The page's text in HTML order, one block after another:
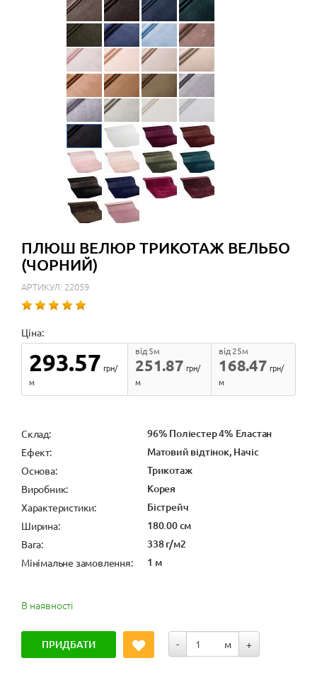
ПЛЮШ ВЕЛЮР ТРИКОТАЖ ВЕЛЬБО
(ЧОРНИЙ)
АРТИКУЛ: 22059
Ціна:
293.57 грн/
м
251.87
від 5м
грн/
м
168.47
від 25м
грн/
м
Cклад: 96% Поліестер 4% Еластан
Ефект: Матовий відтінок, Начіс
Основа: Трикотаж
Виробник: Корея
Характеристики: Бістрейч
Ширина: 180.00 см
Вага: 338 г/м2
Мінімальне замовлення: 1 м
В наявності
ПРИДБАТИ - м +